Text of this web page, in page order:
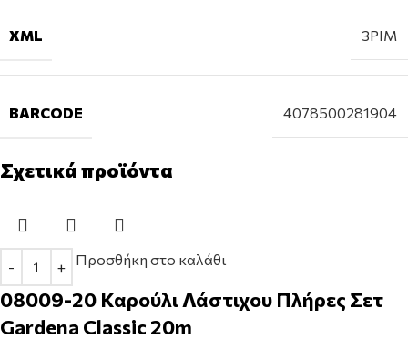
XML 3PIM
BARCODE 4078500281904
Σχετικά προϊόντα
Προσθήκη στο καλάθι
08009-20 Καρούλι Λάστιχου Πλήρες Σετ
Gardena Classic 20m